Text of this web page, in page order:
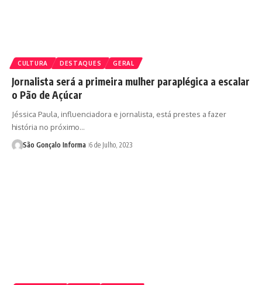
CULTURA DESTAQUES GERAL
Jornalista será a primeira mulher paraplégica a escalar
o Pão de Açúcar
Jéssica Paula, influenciadora e jornalista, está prestes a fazer
história no próximo…
São Gonçalo Informa 6 de Julho, 2023